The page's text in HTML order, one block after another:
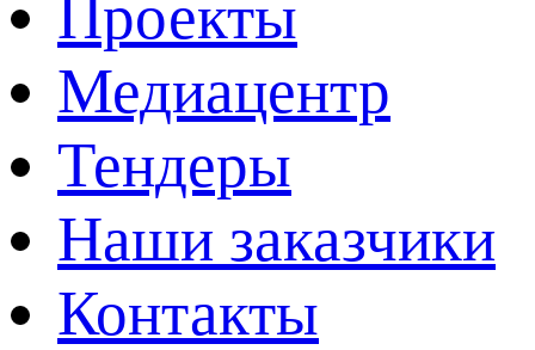
Проекты
Медиацентр
Тендеры
Наши заказчики
Контакты